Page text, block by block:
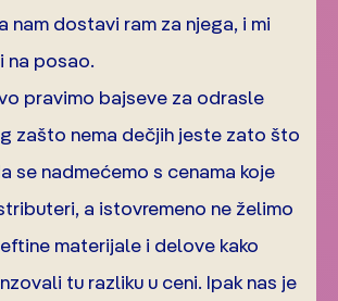
nam dostavi ram za njega, i mi
na posao.
pravimo bajseve za odrasle
zašto nema dečjih jeste zato što
se nadmećemo s cenama koje
a istovremeno ne želimo
materijale i delove kako
tu razliku u ceni. Ipak nas je